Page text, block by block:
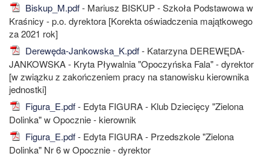
Biskup_M.pdf- Mariusz BISKUP - Szkoła Podstawowa w
Kraśnicy - p.o. dyrektora [Korekta oświadczenia majątkowego
za 2021 rok]
Derewęda-Jankowska_K.pdf- Katarzyna DEREWĘDA-
JANKOWSKA - Kryta Pływalnia "Opoczyńska Fala" - dyrektor
[w związku z zakończeniem pracy na stanowisku kierownika
jednostki]
Figura_E.pdf- Edyta FIGURA - Klub Dziecięcy "Zielona
Dolinka" w Opocznie - kierownik
Figura_E.pdf- Edyta FIGURA - Przedszkole "Zielona
Dolinka" Nr 6 w Opocznie - dyrektor